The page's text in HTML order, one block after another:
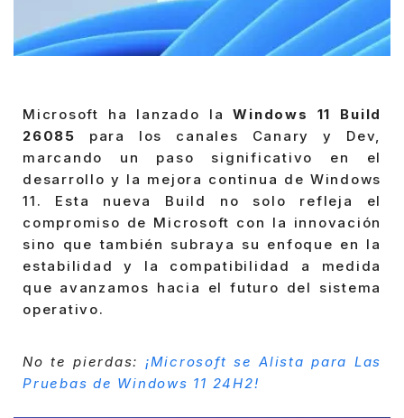
Microsoft ha lanzado laWindows 11 Build
26085 para los canales Canary y Dev,
marcando un paso significativo en el
desarrollo y la mejora continua de Windows
11. Esta nueva Build no solo refleja el
compromiso de Microsoft con la innovación
sino que también subraya su enfoque en la
estabilidad y la compatibilidad a medida
que avanzamos hacia el futuro del sistema
operativo.
No te pierdas: ¡Microsoft se Alista para Las
Pruebas de Windows 11 24H2!